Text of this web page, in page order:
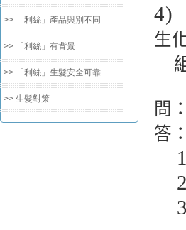
>> 「利絲」產品與別不同
>> 「利絲」有背景
>> 「利絲」生髮安全可靠
>> 生髮對策
4)
生
問
答